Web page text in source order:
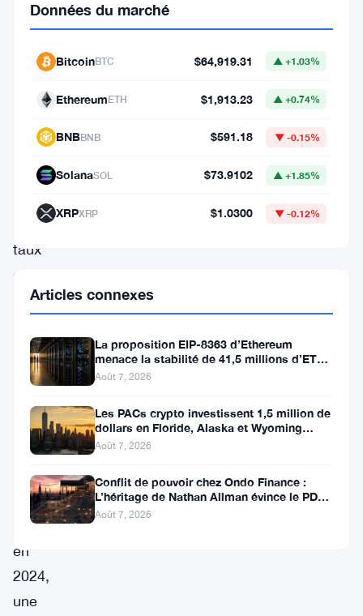
baisse
significative.
données
récentes
révèlent
taux
de
financement
Binance
sont
négatifs
pour
troisième
fois
en
2024,
une
Données du marché
BitcoinBTC $64,919.31 ▲ +1.03%
EthereumETH $1,913.23 ▲ +0.74%
BNBBNB $591.18 ▼ -0.15%
SolanaSOL $73.9102 ▲ +1.85%
XRPXRP $1.0300 ▼ -0.12%
Articles connexes
La proposition EIP-8363 d’Ethereum
menace la stabilité de 41,5 millions d’ETH
stakés et de la DeFi
Août 7, 2026
Les PACs crypto investissent 1,5 million de
dollars en Floride, Alaska et Wyoming
après un revers au Michigan
Août 7, 2026
Conflit de pouvoir chez Ondo Finance :
L’héritage de Nathan Allman évince le PDG
Ian De Bode le 24 juillet
Août 7, 2026